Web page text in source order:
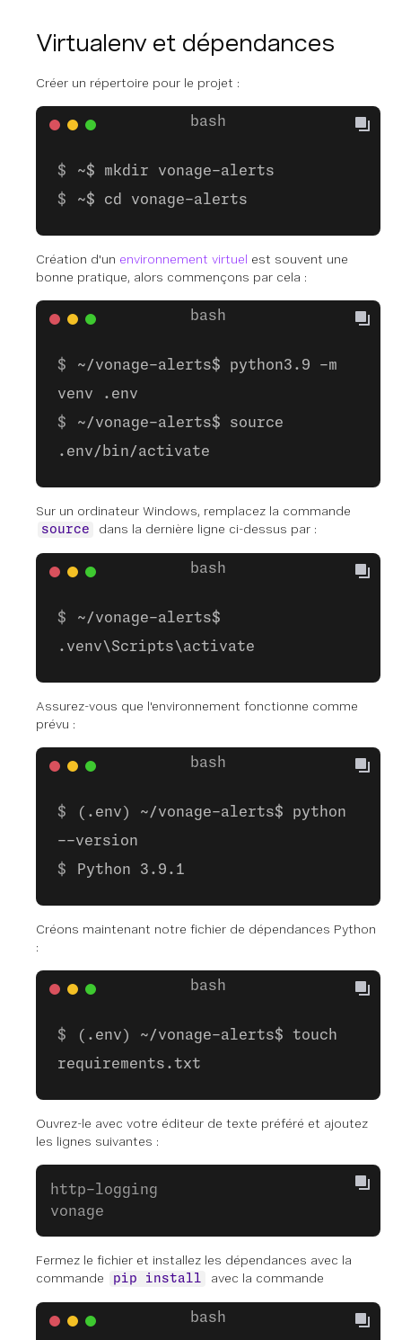
Virtualenv et dépendances
Créer un répertoire pour le projet :
~$ mkdir vonage-alerts
~$ cd vonage-alerts
Création d'un environnement virtuel est souvent une
bonne pratique, alors commençons par cela :
~/vonage-alerts$ python3.9 -m
venv .env
~/vonage-alerts$ source
.env/bin/activate
Sur un ordinateur Windows, remplacez la commande
source dans la dernière ligne ci-dessus par :
~/vonage-alerts$
.venv\Scripts\activate
Assurez-vous que l'environnement fonctionne comme
prévu :
(.env) ~/vonage-alerts$ python
--version
Python 3.9.1
Créons maintenant notre fichier de dépendances Python
:
(.env) ~/vonage-alerts$ touch
requirements.txt
Ouvrez-le avec votre éditeur de texte préféré et ajoutez
les lignes suivantes :
http-logging
vonage
Fermez le fichier et installez les dépendances avec la
commande
pip install avec la commande